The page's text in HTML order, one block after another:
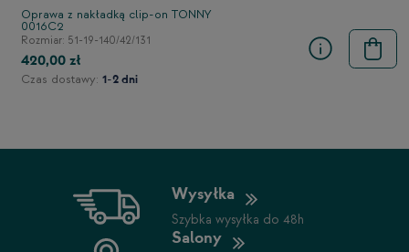
Oprawa z nakładką clip-on TONNY
0016C2
Rozmiar: 51-19-140/42/131
420,00 zł
Czas dostawy: 1-2 dni
Wysyłka
Szybka wysyłka do 48h
Salony